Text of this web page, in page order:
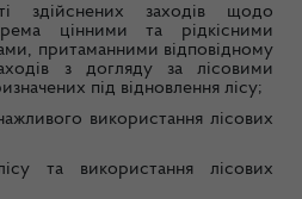
здійснених заходів щодо
цінними та рідкісними
притаманними відповідному
з догляду за лісовими
під відновлення лісу;
використання лісових
та використання лісових